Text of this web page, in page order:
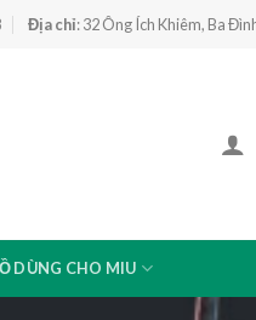
Địa chỉ: 32 Ông Ích Khiêm, Ba
DÙNG CHO MIU